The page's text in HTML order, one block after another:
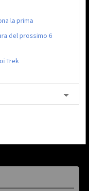
la prima
del prossimo 6
Trek